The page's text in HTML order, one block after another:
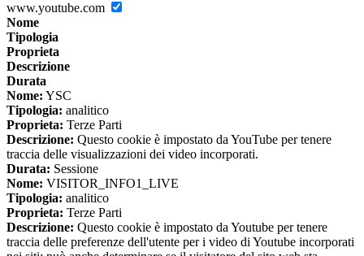
www.youtube.com
Nome
Tipologia
Proprieta
Descrizione
Durata
Nome: YSC
Tipologia: analitico
Proprieta: Terze Parti
Descrizione: Questo cookie è impostato da YouTube per tenere
traccia delle visualizzazioni dei video incorporati.
Durata: Sessione
Nome: VISITOR_INFO1_LIVE
Tipologia: analitico
Proprieta: Terze Parti
Descrizione: Questo cookie è impostato da Youtube per tenere
traccia delle preferenze dell'utente per i video di Youtube incorporati